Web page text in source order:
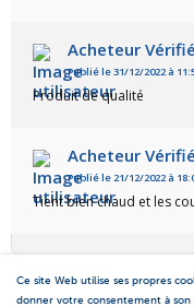
Acheteur Vérifié
Publié le 31/12/2022 à
Produit de qualité
Acheteur Vérifié
Publié le 21/12/2022 à
Tient bien chaud et les
Ce site Web utilise ses propres
donner votre consentement à